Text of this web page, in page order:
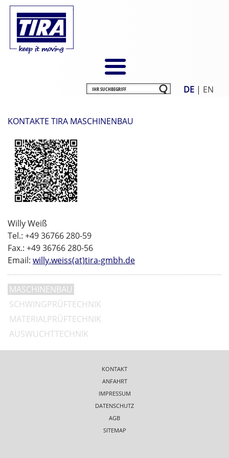
DE | EN
KONTAKTE TIRA MASCHINENBAU
Willy Weiß
Tel.: +49 36766 280-59
Fax.: +49 36766 280-56
Email: willy.weiss(at)tira-gmbh.de
MASCHINENBAU
SCHWINGPRÜFTECHNIK
MATERIALPRÜFTECHNIK
AUSWUCHTTECHNIK
KONTAKT
ANFAHRT
IMPRESSUM
DATENSCHUTZ
AGB
SITEMAP